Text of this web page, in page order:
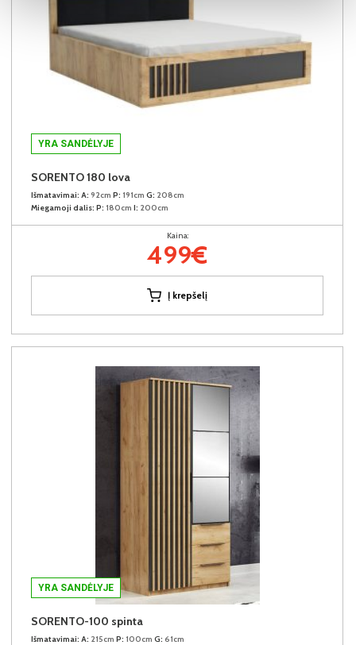
YRA SANDĖLYJE
SORENTO 180 lova
Išmatavimai: A: 92cm P: 191cm G: 208cm
Miegamoji dalis: P: 180cm I: 200cm
Kaina:
499€
Į krepšelį
YRA SANDĖLYJE
SORENTO-100 spinta
Išmatavimai: A: 215cm P: 100cm G: 61cm